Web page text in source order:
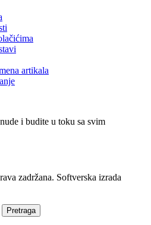
artikala
i budite u toku sa svim
zadržana. Softverska izrada
Pretraga